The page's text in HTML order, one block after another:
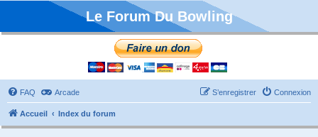
Le Forum Du Bowling
FAQ Arcade Connexion
S’enregistrer
Accueil Index du forum